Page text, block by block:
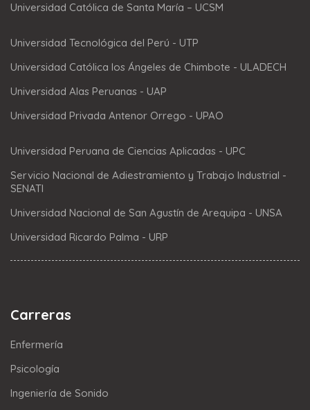
Universidad Católica de Santa María – UCSM
Universidad Tecnológica del Perú - UTP
Universidad Católica los Ángeles de Chimbote - ULADECH
Universidad Alas Peruanas - UAP
Universidad Privada Antenor Orrego - UPAO
Universidad Peruana de Ciencias Aplicadas - UPC
Servicio Nacional de Adiestramiento y Trabajo Industrial -
SENATI
Universidad Nacional de San Agustín de Arequipa - UNSA
Universidad Ricardo Palma - URP
Carreras
Enfermería
Psicología
Ingeniería de Sonido